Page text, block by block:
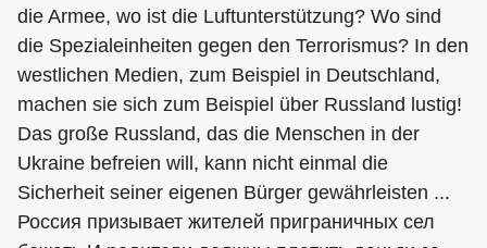
die Armee, wo ist die Luftunterstützung? Wo sind
die Spezialeinheiten gegen den Terrorismus? In den
westlichen Medien, zum Beispiel in Deutschland,
machen sie sich zum Beispiel über Russland lustig!
Das große Russland, das die Menschen in der
Ukraine befreien will, kann nicht einmal die
Sicherheit seiner eigenen Bürger gewährleisten ...
Россия призывает жителей приграничных сел